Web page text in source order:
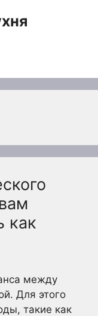
как
между
Для этого
такие как